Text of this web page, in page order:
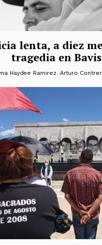
lenta, a diez
tragedia en
Haydee Ramirez, Arturo